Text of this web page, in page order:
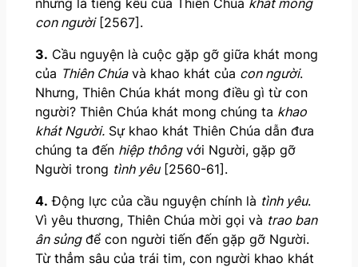
con người[2567].
3. Cầu nguyện là cuộc gặp gỡ giữa khát mong
của Thiên Chúavà khao khát của con người.
Nhưng, Thiên Chúa khát mong điều gì từ con
người? Thiên Chúa khát mong chúng ta khao
khát Người.Sự khao khát Thiên Chúa dẫn đưa
chúng ta đến hiệp thôngvới Người, gặp gỡ
Người trong tình yêu[2560-61].
4. Động lực của cầu nguyện chính là tình yêu.
Vì yêu thương, Thiên Chúa mời gọi và trao ban
ân sủngđể con người tiến đến gặp gỡ Người.
Từ thẳm sâu của trái tim, con người khao khát